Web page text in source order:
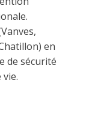
en
de sécurité